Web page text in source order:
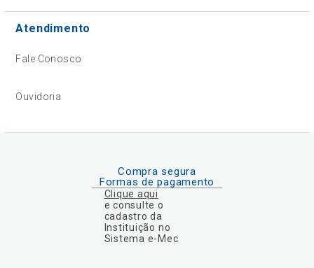
Atendimento
Fale Conosco
Ouvidoria
Compra segura
Formas de pagamento
Clique aqui
e consulte o
cadastro da
Instituição no
Sistema e-Mec